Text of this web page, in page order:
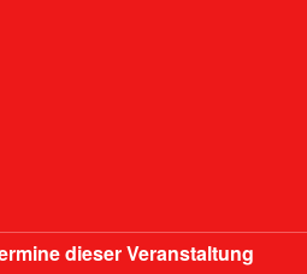
dieser Veranstaltung